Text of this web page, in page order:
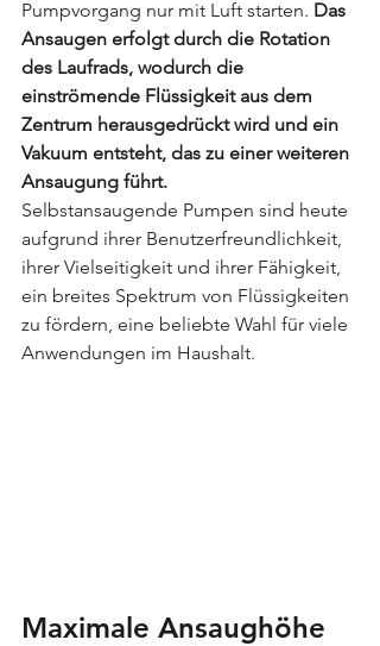
Pumpvorgang nur mit Luft starten. Das
Ansaugen erfolgt durch die Rotation
des Laufrads, wodurch die
einströmende Flüssigkeit aus dem
Zentrum herausgedrückt wird und ein
Vakuum entsteht, das zu einer weiteren
Ansaugung führt.
Selbstansaugende Pumpen sind heute
aufgrund ihrer Benutzerfreundlichkeit,
ihrer Vielseitigkeit und ihrer Fähigkeit,
ein breites Spektrum von Flüssigkeiten
zu fördern, eine beliebte Wahl für viele
Anwendungen im Haushalt.
Maximale Ansaughöhe